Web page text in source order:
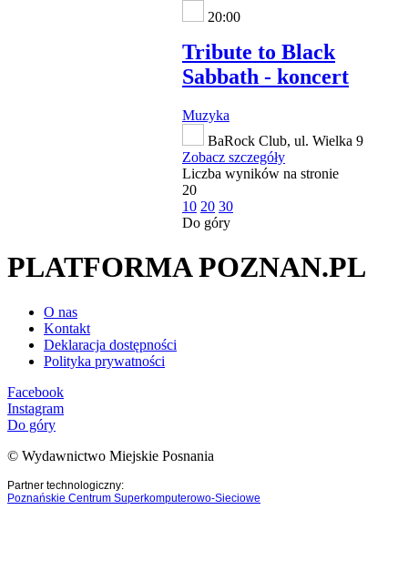
20:00
Tribute to Black
Sabbath - koncert
Muzyka
BaRock Club, ul. Wielka 9
Zobacz szczegóły
Liczba wyników na stronie
20
10 20 30
Do góry
PLATFORMA POZNAN.PL
O nas
Kontakt
Deklaracja dostępności
Polityka prywatności
Facebook
Instagram
Do góry
© Wydawnictwo Miejskie Posnania
Partner technologiczny:
Poznańskie Centrum Superkomputerowo-Sieciowe